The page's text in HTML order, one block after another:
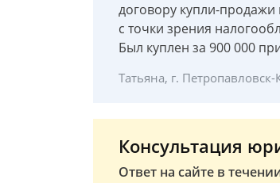
договору купли-продажи
с точки зрения
Был куплен за 900 000
Татьяна, г.
Консультация
Ответ на сайте в